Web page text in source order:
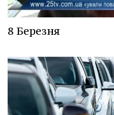
8 Березня